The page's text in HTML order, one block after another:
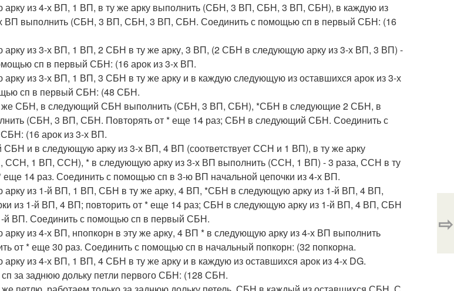
из 4-х ВП, 1 ВП, в ту же арку выполнить (СБН, 3 ВП, СБН, 3 ВП, СБН), в каждую из
х ВП выполнить (СБН, 3 ВП, СБН, 3 ВП, СБН. Соединить с помощью сп в первый СБН: (16
из 3-х ВП, 1 ВП, 2 СБН в ту же арку, 3 ВП, (2 СБН в следующую арку из 3-х ВП, 3 ВП) -
сп в первый СБН: (16 арок из 3-х ВП.
из 3-х ВП, 1 ВП, 3 СБН в ту же арку и в каждую следующую из оставшихся арок из 3-х
сп в первый СБН: (48 СБН.
же СБН, в следующий СБН выполнить (СБН, 3 ВП, СБН), *СБН в следующие 2 СБН, в
(СБН, 3 ВП, СБН. Повторять от * еще 14 раз; СБН в следующий СБН. Соединить с
(16 арок из 3-х ВП.
и в следующую арку из 3-х ВП, 4 ВП (соответствует ССН и 1 ВП), в ту же арку
ССН, 1 ВП, ССН), * в следующую арку из 3-х ВП выполнить (ССН, 1 ВП) - 3 раза, ССН в ту
еще 14 раз. Соединить с помощью сп в 3-ю ВП начальной цепочки из 4-х ВП.
из 1-й ВП, 1 ВП, СБН в ту же арку, 4 ВП, *СБН в следующую арку из 1-й ВП, 4 ВП,
из 1-й ВП, 4 ВП; повторить от * еще 14 раз; СБН в следующую арку из 1-й ВП, 4 ВП, СБН
й ВП. Соединить с помощью сп в первый СБН.
из 4-х ВП, нпопкорн в эту же арку, 4 ВП * в следующую арку из 4-х ВП выполнить
от * еще 30 раз. Соединить с помощью сп в начальный попкорн: (32 попкорна.
из 4-х ВП, 1 ВП, 4 СБН в ту же арку и в каждую из оставшихся арок из 4-х DG.
за заднюю дольку петли первого СБН: (128 СБН.
⇨